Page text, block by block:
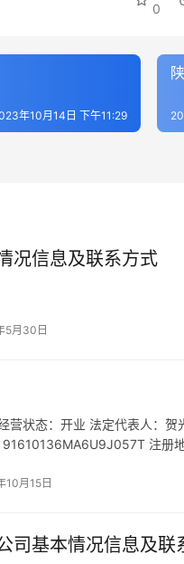
0
年10月14日 下午11:29
况信息及联系方式
5月30日
营状态：开业 法定代表人：
注册
10月15日
司基本情况信息及联